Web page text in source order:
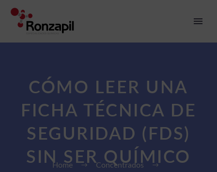
CÓMO LEER UNA
FICHA TÉCNICA DE
SEGURIDAD (FDS)
SIN SER QUÍMICO
Home
Concentrados